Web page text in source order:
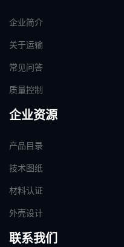
企业简介
关于运输
常见问答
质量控制
企业资源
产品目录
技术图纸
材料认证
外壳设计
联系我们